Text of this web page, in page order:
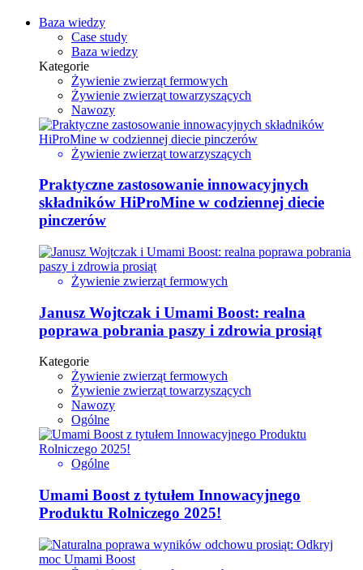
Baza wiedzy
Case study
Baza wiedzy
Kategorie
Żywienie zwierząt fermowych
Żywienie zwierząt towarzyszących
Nawozy
Żywienie zwierząt towarzyszących
Praktyczne zastosowanie innowacyjnych
składników HiProMine w codziennej diecie
pinczerów
Żywienie zwierząt fermowych
Janusz Wojtczak i Umami Boost: realna
poprawa pobrania paszy i zdrowia prosiąt
Kategorie
Żywienie zwierząt fermowych
Żywienie zwierząt towarzyszących
Nawozy
Ogólne
Ogólne
Umami Boost z tytułem Innowacyjnego
Produktu Rolniczego 2025!